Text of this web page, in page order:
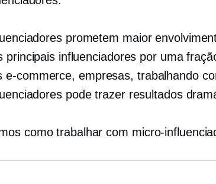
prometem maior
principais influenciadores por uma
e-commerce, empresas, trabalhando
pode trazer resultados
como trabalhar com micro-